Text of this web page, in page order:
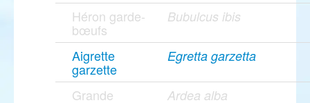
Héron garde-
bœufs
Bubulcus ibis
Aigrette
garzette
Egretta garzetta
Grande Ardea alba